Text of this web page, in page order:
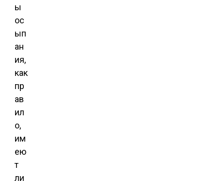
ы
ос
ып
ан
ия,
как
пр
ав
ил
о,
им
ею
т
ли